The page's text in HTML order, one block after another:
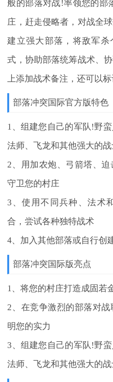
般的部落对战!率领您的部
庄，赶走侵略者，对战全
建立强大部落，将敌军
式，协助部落统筹战术、
上添加战术备注，还可以
部落冲突国际官方版特色
1、组建您自己的军队!野
法师、飞龙和其他强大的
2、用加农炮、弓箭塔、
守卫您的村庄
3、使用不同兵种、法术
合，尝试各种独特战术
4、加入其他部落或自行创
部落冲突国际版亮点
1、将您的村庄打造成固若
2、在竞争激烈的部落对
明您的实力
3、组建您自己的军队!野
法师、飞龙和其他强大的